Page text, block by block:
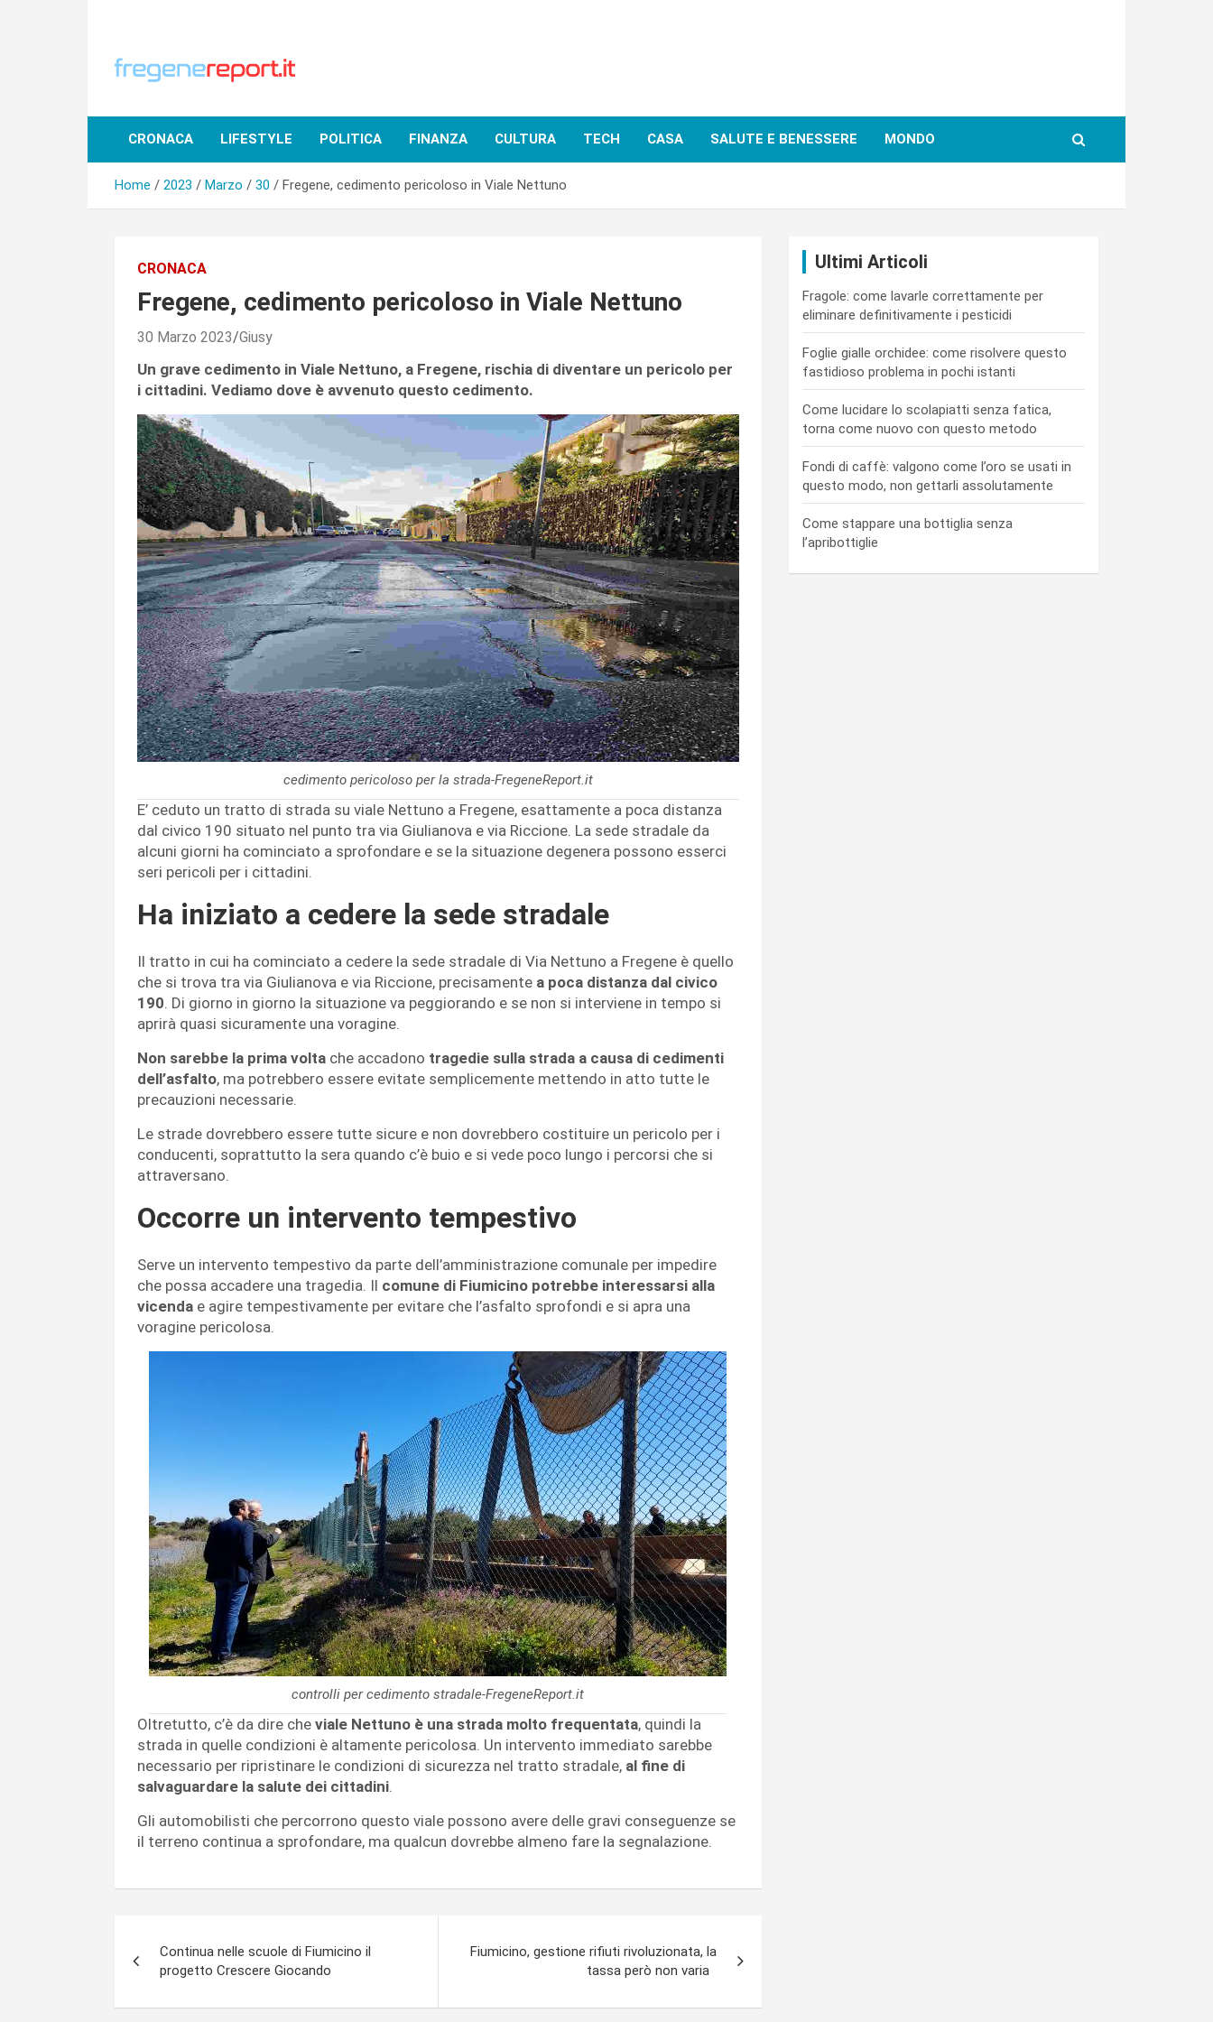
CRONACA LIFESTYLE POLITICA FINANZA CULTURA TECH CASA SALUTE E BENESSERE MONDO
Home 2023 Marzo 30 Fregene, cedimento pericoloso in Viale Nettuno
CRONACA
Fregene, cedimento pericoloso in Viale Nettuno
30 Marzo 2023 Giusy
Un grave cedimento in Viale Nettuno, a Fregene, rischia di diventare un pericolo per
i cittadini. Vediamo dove è avvenuto questo cedimento.
cedimento pericoloso per la strada-FregeneReport.it
E’ ceduto un tratto di strada su viale Nettuno a Fregene, esattamente a poca distanza
dal civico 190 situato nel punto tra via Giulianova e via Riccione. La sede stradale da
alcuni giorni ha cominciato a sprofondare e se la situazione degenera possono esserci
seri pericoli per i cittadini.
Ha iniziato a cedere la sede stradale
Il tratto in cui ha cominciato a cedere la sede stradale di Via Nettuno a Fregene è quello
che si trova tra via Giulianova e via Riccione, precisamente a poca distanza dal civico
190. Di giorno in giorno la situazione va peggiorando e se non si interviene in tempo si
aprirà quasi sicuramente una voragine.
Non sarebbe la prima volta che accadono tragedie sulla strada a causa di cedimenti
dell’asfalto, ma potrebbero essere evitate semplicemente mettendo in atto tutte le
precauzioni necessarie.
Le strade dovrebbero essere tutte sicure e non dovrebbero costituire un pericolo per i
conducenti, soprattutto la sera quando c’è buio e si vede poco lungo i percorsi che si
attraversano.
Occorre un intervento tempestivo
Serve un intervento tempestivo da parte dell’amministrazione comunale per impedire
che possa accadere una tragedia. Il comune di Fiumicino potrebbe interessarsi alla
vicenda e agire tempestivamente per evitare che l’asfalto sprofondi e si apra una
voragine pericolosa.
controlli per cedimento stradale-FregeneReport.it
Oltretutto, c’è da dire che viale Nettuno è una strada molto frequentata, quindi la
strada in quelle condizioni è altamente pericolosa. Un intervento immediato sarebbe
necessario per ripristinare le condizioni di sicurezza nel tratto stradale, al fine di
salvaguardare la salute dei cittadini.
Gli automobilisti che percorrono questo viale possono avere delle gravi conseguenze se
il terreno continua a sprofondare, ma qualcun dovrebbe almeno fare la segnalazione.
articoli
Continua nelle scuole di Fiumicino il
progetto Crescere Giocando
Fiumicino, gestione rifiuti rivoluzionata, la
tassa però non varia
Ultimi Articoli
Fragole: come lavarle correttamente per
eliminare definitivamente i pesticidi
Foglie gialle orchidee: come risolvere questo
fastidioso problema in pochi istanti
Come lucidare lo scolapiatti senza fatica,
torna come nuovo con questo metodo
Fondi di caffè: valgono come l’oro se usati in
questo modo, non gettarli assolutamente
Come stappare una bottiglia senza
l’apribottiglie